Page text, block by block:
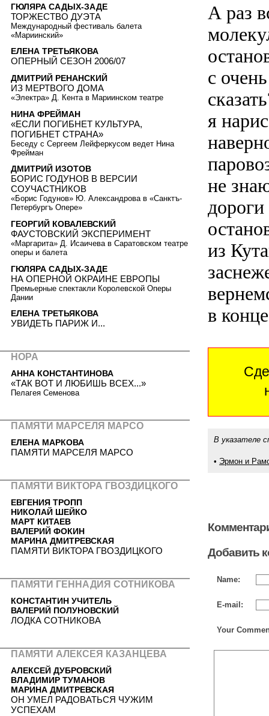
А раз
с
я
не
из
в
В указателе
• Эрмон и
Добавить
Name:
E-mail:
Your
ГЮЛЯРА САДЫХ-ЗАДЕ
ТОРЖЕСТВО ДУЭТА
Международный фестиваль балета
«Мариинский»
ЕЛЕНА ТРЕТЬЯКОВА
ОПЕРНЫЙ СЕЗОН 2006/07
ДМИТРИЙ РЕНАНСКИЙ
ИЗ МЕРТВОГО ДОМА
«Электра» Д. Кента в Мариинском театре
НИНА ФРЕЙМАН
«ЕСЛИ ПОГИБНЕТ КУЛЬТУРА,
ПОГИБНЕТ СТРАНА»
Беседу с Сергеем Лейферкусом ведет Нина
Фрейман
ДМИТРИЙ ИЗОТОВ
БОРИС ГОДУНОВ В ВЕРСИИ
СОУЧАСТНИКОВ
«Борис Годунов» Ю. Александрова в «Санктъ-
Петербургъ Опере»
ГЕОРГИЙ КОВАЛЕВСКИЙ
ФАУСТОВСКИЙ ЭКСПЕРИМЕНТ
«Маргарита» Д. Исаичева в Саратовском театре
оперы и балета
ГЮЛЯРА САДЫХ-ЗАДЕ
НА ОПЕРНОЙ ОКРАИНЕ ЕВРОПЫ
Премьерные спектакли Королевской Оперы
Дании
ЕЛЕНА ТРЕТЬЯКОВА
УВИДЕТЬ ПАРИЖ И...
НОРА
АННА КОНСТАНТИНОВА
«ТАК ВОТ И ЛЮБИШЬ ВСЕХ...»
Пелагея Семенова
ПАМЯТИ МАРСЕЛЯ МАРСО
ЕЛЕНА МАРКОВА
ПАМЯТИ МАРСЕЛЯ МАРСО
ПАМЯТИ ВИКТОРА ГВОЗДИЦКОГО
ЕВГЕНИЯ ТРОПП
НИКОЛАЙ ШЕЙКО
МАРТ КИТАЕВ
ВАЛЕРИЙ ФОКИН
МАРИНА ДМИТРЕВСКАЯ
ПАМЯТИ ВИКТОРА ГВОЗДИЦКОГО
ПАМЯТИ ГЕННАДИЯ СОТНИКОВА
КОНСТАНТИН УЧИТЕЛЬ
ВАЛЕРИЙ ПОЛУНОВСКИЙ
ЛОДКА СОТНИКОВА
ПАМЯТИ АЛЕКСЕЯ КАЗАНЦЕВА
АЛЕКСЕЙ ДУБРОВСКИЙ
ВЛАДИМИР ТУМАНОВ
МАРИНА ДМИТРЕВСКАЯ
ОН УМЕЛ РАДОВАТЬСЯ ЧУЖИМ
УСПЕХАМ